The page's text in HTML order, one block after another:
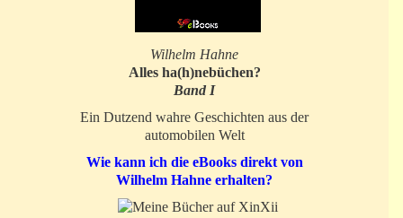
Wilhelm Hahne
Alles ha(h)nebüchen?
Band I
Ein Dutzend wahre Geschichten aus der
automobilen Welt
Wie kann ich die eBooks direkt von
Wilhelm Hahne erhalten?